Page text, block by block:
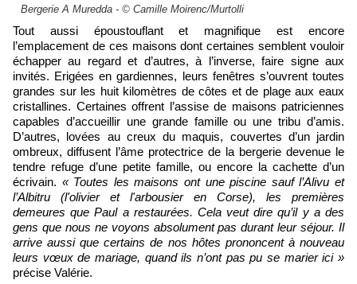
Bergerie A Muredda - © Camille Moirenc/Murtolli
Tout aussi époustouflant et magnifique est encore
l’emplacement de ces maisons dont certaines semblent vouloir
échapper au regard et d’autres, à l’inverse, faire signe aux
invités. Erigées en gardiennes, leurs fenêtres s’ouvrent toutes
grandes sur les huit kilomètres de côtes et de plage aux eaux
cristallines. Certaines offrent l’assise de maisons patriciennes
capables d’accueillir une grande famille ou une tribu d’amis.
D’autres, lovées au creux du maquis, couvertes d’un jardin
ombreux, diffusent l’âme protectrice de la bergerie devenue le
tendre refuge d’une petite famille, ou encore la cachette d’un
écrivain. « Toutes les maisons ont une piscine sauf l’Alivu et
l’Albitru (l'olivier et l'arbousier en Corse), les premières
demeures que Paul a restaurées. Cela veut dire qu’il y a des
gens que nous ne voyons absolument pas durant leur séjour. Il
arrive aussi que certains de nos hôtes prononcent à nouveau
leurs vœux de mariage, quand ils n’ont pas pu se marier ici »
précise Valérie.